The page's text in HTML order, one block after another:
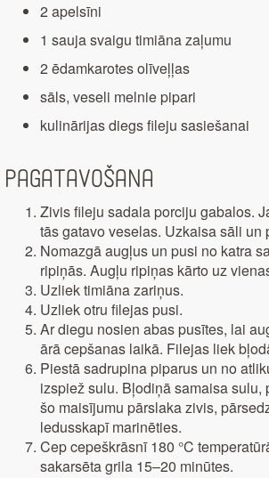
2 apelsīni
1 sauja svaigu timiāna zaļumu
2 ēdamkarotes olīveļļas
sāls, veseli melnie pipari
kulinārijas diegs fileju sasiešanai
Pagatavošana
Zivis fileju sadala porciju gabalos.
tās gatavo veselas. Uzkaisa sāli un
Nomazgā augļus un pusi no katra
ripiņās. Augļu ripiņas kārto uz
Uzliek timiāna zariņus.
Uzliek otru filejas pusi.
Ar diegu nosien abas pusītes, lai
ārā cepšanas laikā. Filejas liek
Piestā sadrupina piparus un no
izspiež sulu. Bļodiņā samaisa sulu,
šo maisījumu pārslaka zivis,
ledusskapī marinēties.
Cep cepeškrāsnī 180 °C
sakarsēta grila 15–20 minūtes.